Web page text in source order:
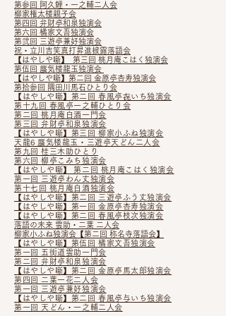
第参回 阿久鯉・一之輔二人会
柳家権太楼親子会
第四回 弁財亭和泉独演会
第六回 橘家文吾独演会
第弐回 三遊亭兼好独演会
祝・立川吉笑真打昇進披露落語会
【はやしや噺】 第三回 桃月庵こはく独演会
第伍回 蜃気楼龍玉独演会
【はやしや噺】第二回 金原亭杏寿独演会
第拾参回 隅田川馬石ひとり会
【はやしや噺】第二回 春風亭㐂いち独演会
第十九回 春風亭一之輔ひとり会
第二回 桃月庵白酒一門会
第三回 弁財亭和泉独演会
【はやしや噺】第三回 柳家小ふね独演会
天龍6 蜃気楼龍玉・三遊亭天どん二人会
第九回 桂三木助ひとり
第六回 柳亭こみち独演会
【はやしや噺】​ 第二回 桃月庵こはく独演会
第一回 三遊亭わん丈独演会
第十七回 桃月庵白酒独演会
【はやしや噺】第二回 三遊亭ふう丈独演会
【はやしや噺】第一回 金原亭杏寿独演会
【はやしや噺】第二回 春風亭枝次独演会
落語の未来 雲助・二葉 二人会
柳家小ふね独演会​【第二回 称名寺落語会】
【はやしや噺】第伍回 橘家文吾独演会
第一回 五街道雲助一門会
第二回 弁財亭和泉独演会
【はやしや噺】第二回 金原亭馬太郎独演会
第四回 二葉一花二人会
第一回 三遊亭兼好独演会
【はやしや噺】
第二回 春風亭与いち独演会
第一回 天どん・一之輔二人会